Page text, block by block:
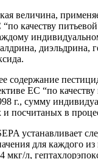
величина,
качеству
диэльдрина,
содержание
ЕС “по
г., сумму
посчитаных в
устанавливает
для каждого из
мкг/л,